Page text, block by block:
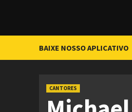
BAIXE NOSSO APLICATIVO
CANTORES